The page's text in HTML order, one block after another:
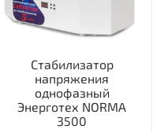
Стабилизатор
напряжения
однофазный
Энерготех NORMA
3500